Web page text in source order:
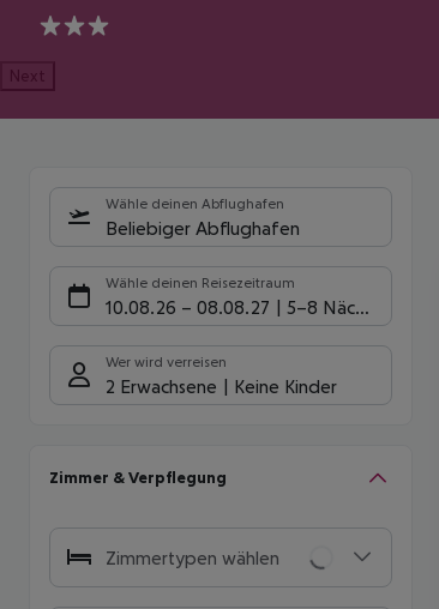
3
Next
Wähle deinen Abflughafen
Beliebiger Abflughafen
Wähle deinen Reisezeitraum
10.08.26 – 08.08.27 5-8 Nächte
Wer wird verreisen
2 Erwachsene Keine Kinder
Zimmer & Verpflegung
Zimmertypen wählen